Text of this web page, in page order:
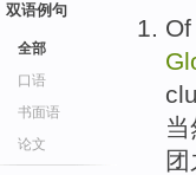
双语例句
全部
口语
书面语
论文
当
团